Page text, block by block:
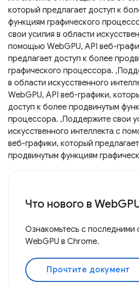
который предлагает доступ к
функциям графического
свои усилия в области
помощью WebGPU, API веб-
предлагает доступ к более
графического процессора.
в области искусственного
WebGPU, API веб-графики,
доступ к более продвинутым
процессора. ,Поддержите свои
искусственного интеллекта с
веб-графики, который
продвинутым функциям
Что нового в
Ознакомьтесь с последними
WebGPU в Chrome.
Прочтите документ